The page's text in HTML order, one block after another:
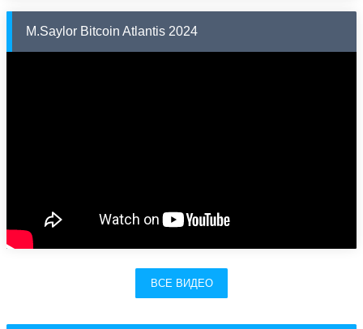
M.Saylor Bitcoin Atlantis 2024
ВСЕ ВИДЕО